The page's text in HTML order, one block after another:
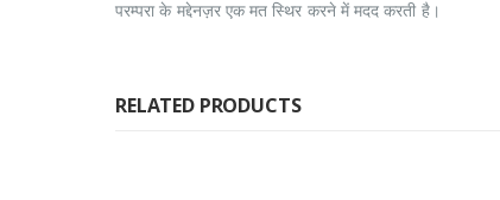
परम्परा के मद्देनज़र एक मत स्थिर करने में मदद करती है।
RELATED PRODUCTS